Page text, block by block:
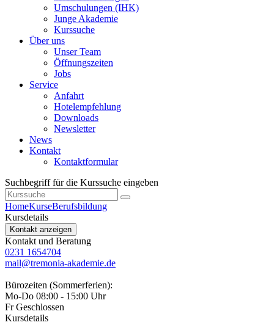
Umschulungen (IHK)
Junge Akademie
Kurssuche
Über uns
Unser Team
Öffnungszeiten
Jobs
Service
Anfahrt
Hotelempfehlung
Downloads
Newsletter
News
Kontakt
Kontaktformular
Suchbegriff für die Kurssuche eingeben
HomeKurseBerufsbildung
Kursdetails
Kontakt anzeigen
Kontakt und Beratung
0231 1654704
mail@tremonia-akademie.de
Bürozeiten (Sommerferien):
Mo-Do 08:00 - 15:00 Uhr
Fr Geschlossen
Kursdetails